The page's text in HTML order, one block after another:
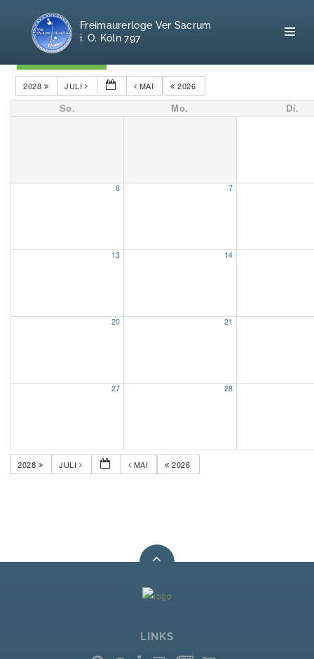
Freimaurerloge Ver Sacrum
i. O. Köln 797
Kategorien
2026
MAI
JULI
2028
So. Mo. Di.
6 7
13 14
20 21
27 28
2026
MAI
JULI
2028
LINKS